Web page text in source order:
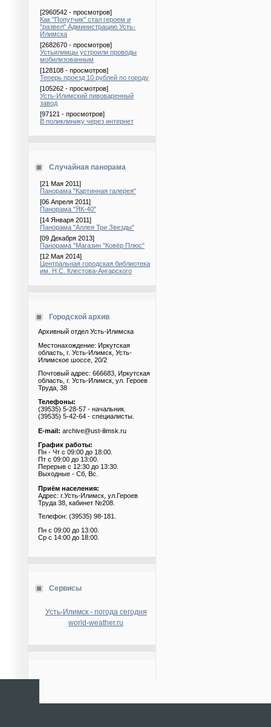
[2960542 - просмотров]
Как "Попутчик" стал героем и
"развел" Администрацию Усть-
Илимска
[2682670 - просмотров]
Устьилимцы устроили проводы
мобилизованным
[128108 - просмотров]
Теперь проезд 10 рублей по городу
[105262 - просмотров]
Усть-Илимский пивоваренный
завод
[97121 - просмотров]
В поликлинику через интернет
Случайная панорама
[21 Мая 2011]
Панорама "Картинная галерея"
[06 Апреля 2011]
Панорама "ЯК-40"
[14 Января 2011]
Панорама "Аллея Три Звезды"
[09 Декабря 2013]
Панорама "Магазин "Ковёр Плюс"
[12 Мая 2014]
Центральная городская библиотека
им. Н.С. Клестова-Ангарского
Городской архив
Архивный отдел Усть-Илимска
Местонахождение: Иркутская
область, г. Усть-Илимск, Усть-
Илимское шоссе, 20/2
Почтовый адрес: 666683, Иркутская
область, г. Усть-Илимск, ул. Героев
Труда, 38
Телефоны:
(39535) 5-28-57 - начальник.
(39535) 5-42-64 - специалисты.
E-mail: archive@ust-ilimsk.ru
График работы:
Пн - Чт с 09:00 до 18:00.
Пт с 09:00 до 13:00.
Перерыв с 12:30 до 13:30.
Выходные - Сб, Вс.
Приём населения:
Адрес: г.Усть-Илимск, ул.Героев
Труда 38, кабинет №208.
Телефон: (39535) 98-181.
Пн с 09:00 до 13:00.
Ср с 14:00 до 18:00.
Сервисы
Усть-Илимск - погода сегодня
world-weather.ru